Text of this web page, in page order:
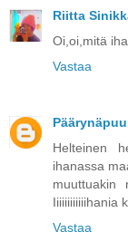
Riitta
Oi,oi,mitä
Vastaa
Helteinen
ihanassa
muuttuakin
Iiiiiiiiiiiihania
Vastaa